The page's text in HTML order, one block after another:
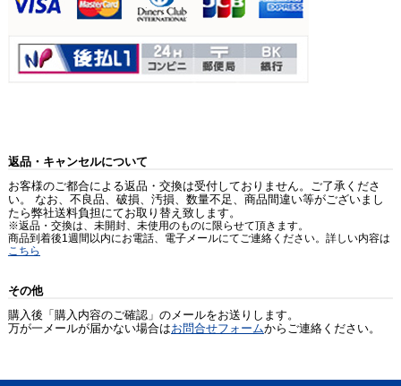
返品・キャンセルについて
お客様のご都合による返品・交換は受付しておりません。ご了承くださ
い。 なお、不良品、破損、汚損、数量不足、商品間違い等がございまし
たら弊社送料負担にてお取り替え致します。
※返品・交換は、未開封、未使用のものに限らせて頂きます。
商品到着後1週間以内にお電話、電子メールにてご連絡ください。詳しい内容は
こちら
その他
購入後「購入内容のご確認」のメールをお送りします。
万が一メールが届かない場合はお問合せフォームからご連絡ください。